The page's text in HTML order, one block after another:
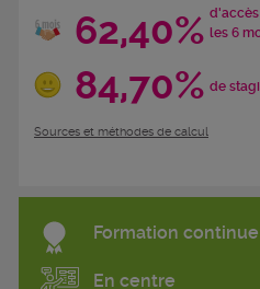
62,40% les 6
84,70% de
Sources et méthodes de calcul
Formation continue
En centre